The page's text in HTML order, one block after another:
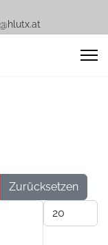
Zurücksetzen
Anzeige #